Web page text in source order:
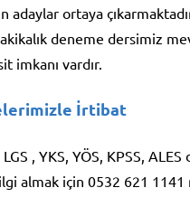
adaylar ortaya
deneme dersimiz
imkanı vardır.
İrtibat
, YKS, YÖS, KPSS,
almak için 0532 621